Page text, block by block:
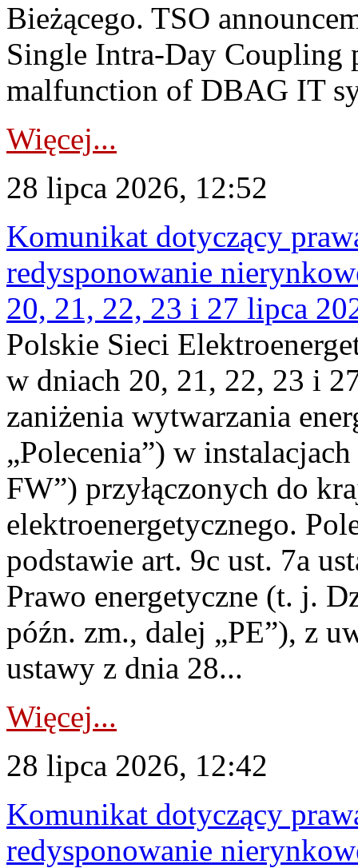
Bieżącego. TSO
Single Intra-Day Coupling
malfunction of DBAG IT
Więcej...
28 lipca 2026, 12:52
Komunikat dotyczący
redysponowanie
20, 21, 22, 23 i 27 lipca
Polskie Sieci
w dniach 20, 21, 22, 23 i
zaniżenia wytwarzania
„Polecenia”) w
FW”) przyłączonych do
elektroenergetycznego.
podstawie art. 9c ust. 7a
Prawo energetyczne (t. j.
późn. zm., dalej „PE”), z
ustawy z dnia 28...
Więcej...
28 lipca 2026, 12:42
Komunikat dotyczący
redysponowanie